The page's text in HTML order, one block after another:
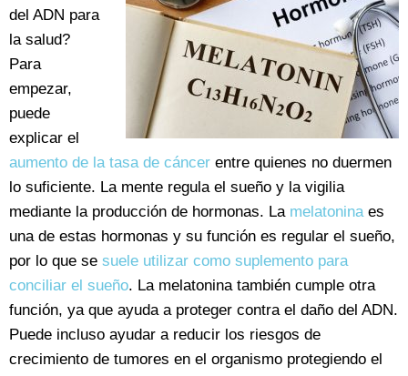
del ADN para
la salud?
Para
empezar,
puede
explicar el
aumento de la tasa de cáncer entre quienes no duermen
lo suficiente. La mente regula el sueño y la vigilia
mediante la producción de hormonas. La melatoninaes
una de estas hormonas y su función es regular el sueño,
por lo que se suele utilizar como suplemento para
conciliar el sueño. La melatonina también cumple otra
función, ya que ayuda a proteger contra el daño del ADN.
Puede incluso ayudar a reducir los riesgos de
crecimiento de tumores en el organismo protegiendo el